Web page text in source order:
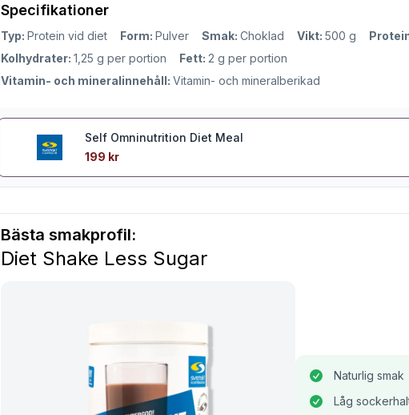
Specifikationer
Typ: Protein vid diet Form: Pulver Smak: Choklad Vikt: 500 g
Kolhydrater: 1,25 g per portion Fett: 2 g per portion
Vitamin- och mineralinnehåll: Vitamin- och mineralberikad
Self Omninutrition Diet Meal
199 kr
Bästa smakprofil:
Diet Shake Less Sugar
Naturlig smak
Låg